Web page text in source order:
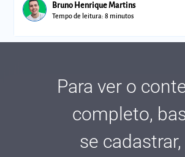
Bruno Henrique Martins
Tempo de leitura: 8 minutos
Para ver o
completo,
se cadastrar,